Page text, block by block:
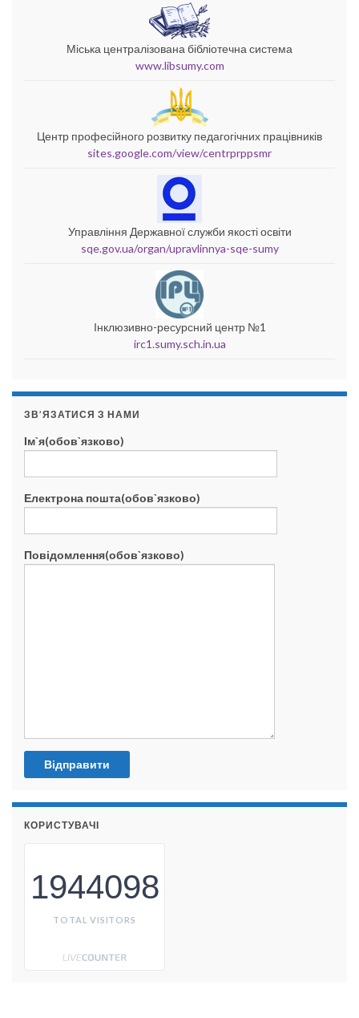
Міська централізована бібліотечна система
www.libsumy.com
Центр професійного розвитку педагогічних працівників
sites.google.com/view/centrprppsmr
Управління Державної служби якості освіти
sqe.gov.ua/organ/upravlinnya-sqe-sumy
Інклюзивно-ресурсний центр №1
irc1.sumy.sch.in.ua
ЗВ’ЯЗАТИСЯ З НАМИ
Ім`я(обов`язково)
Електрона пошта(обов`язково)
Повідомлення(обов`язково)
КОРИСТУВАЧІ
1944098
TOTAL VISITORS